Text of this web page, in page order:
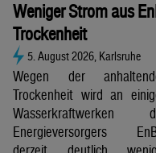
Weniger Strom aus
Trockenheit
5. August 2026, Karlsruhe
Wegen der
Trockenheit wird an
Wasserkraftwerken
Energieversorgers